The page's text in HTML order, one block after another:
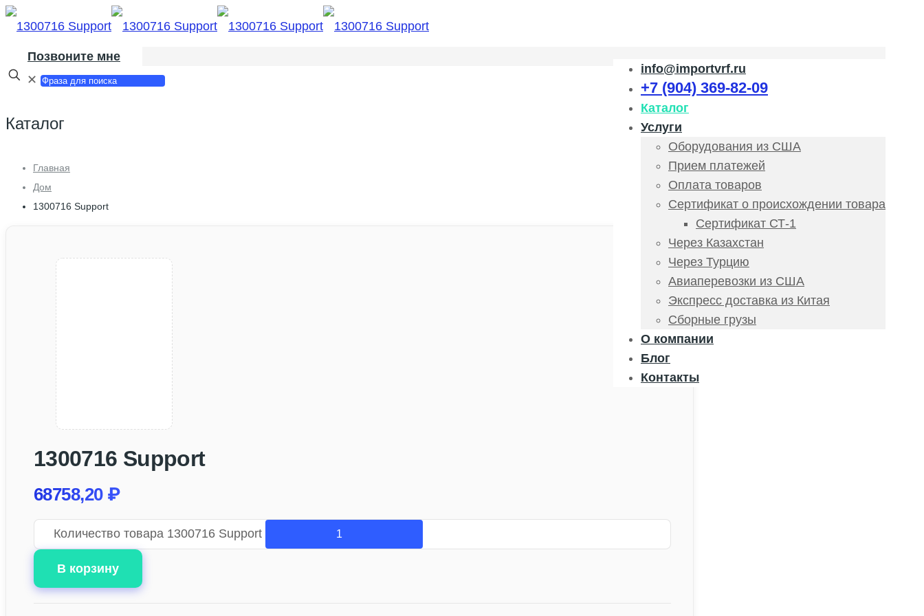
info@importvrf.ru
+7 (904) 369-82-09
Каталог
Услуги
Оборудования из США
Прием платежей
Оплата товаров
Сертификат о происхождении товара
Сертификат СТ-1
Через Казахстан
Через Турцию
Авиаперевозки из США
Экспресс доставка из Китая
Сборные грузы
О компании
Блог
Контакты
Позвоните мне
✕
Каталог
Главная
Дом
1300716 Support
1300716 Support
68758,20 ₽
Количество товара 1300716 Support
В корзину